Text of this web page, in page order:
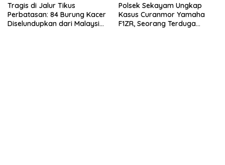
Tragis di Jalur Tikus
Perbatasan: 84 Burung Kacer
Diselundupkan dari Malaysia,
Polsek Sekayam Ungkap
Kasus Curanmor Yamaha
F1ZR, Seorang Terduga